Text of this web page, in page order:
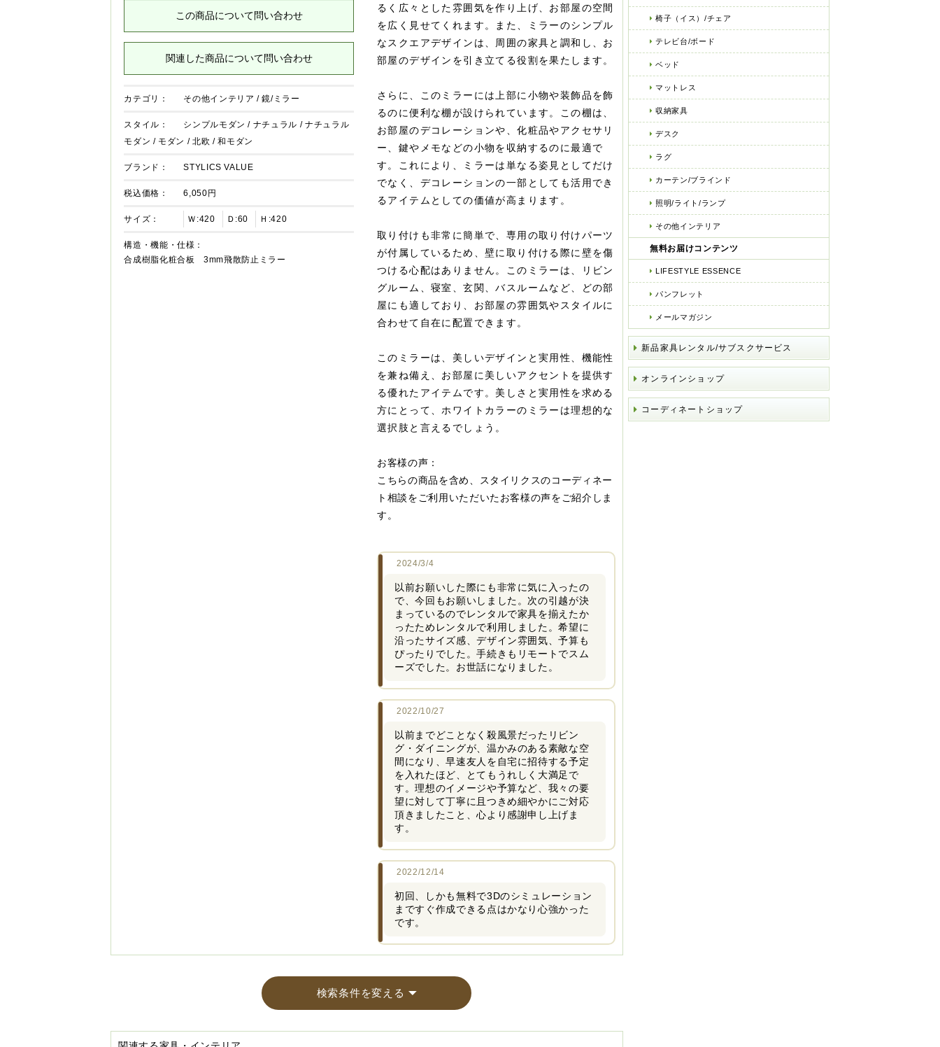
この商品について問い合わせ
関連した商品について問い合わせ
カテゴリ： その他インテリア /鏡/ミラー
スタイル： シンプルモダン / ナチュラル / ナチュラル
モダン / モダン /北欧 /和モダン
ブランド： STYLICS VALUE
税込価格： 6,050円
サイズ： Ｗ:420 Ｄ:60 Ｈ:420
構造・機能・仕様：
合成樹脂化粧合板 3mm飛散防止ミラー
るく広々とした雰囲気を作り上げ、お部屋の空間
を広く見せてくれます。また、ミラーのシンプル
なスクエアデザインは、周囲の家具と調和し、お
部屋のデザインを引き立てる役割を果たします。
さらに、このミラーには上部に小物や装飾品を飾
るのに便利な棚が設けられています。この棚は、
お部屋のデコレーションや、化粧品やアクセサリ
ー、鍵やメモなどの小物を収納するのに最適で
す。これにより、ミラーは単なる姿見としてだけ
でなく、デコレーションの一部としても活用でき
るアイテムとしての価値が高まります。
取り付けも非常に簡単で、専用の取り付けパーツ
が付属しているため、壁に取り付ける際に壁を傷
つける心配はありません。このミラーは、リビン
グルーム、寝室、玄関、バスルームなど、どの部
屋にも適しており、お部屋の雰囲気やスタイルに
合わせて自在に配置できます。
このミラーは、美しいデザインと実用性、機能性
を兼ね備え、お部屋に美しいアクセントを提供す
る優れたアイテムです。美しさと実用性を求める
方にとって、ホワイトカラーのミラーは理想的な
選択肢と言えるでしょう。​
お客様の声：
こちらの商品を含め、スタイリクスのコーディネー
ト相談をご利用いただいたお客様の声をご紹介しま
す。
2024/3/4
以前お願いした際にも非常に気に入ったの
で、今回もお願いしました。次の引越が決
まっているのでレンタルで家具を揃えたか
ったためレンタルで利用しました。希望に
沿ったサイズ感、デザイン雰囲気、予算も
ぴったりでした。手続きもリモートでスム
ーズでした。お世話になりました。
2022/10/27
以前までどことなく殺風景だったリビン
グ・ダイニングが、温かみのある素敵な空
間になり、早速友人を自宅に招待する予定
を入れたほど、とてもうれしく大満足で
す。理想のイメージや予算など、我々の要
望に対して丁寧に且つきめ細やかにご対応
頂きましたこと、心より感謝申し上げま
す。
2022/12/14
初回、しかも無料で3Dのシミュレーション
まですぐ作成できる点はかなり心強かった
です。
検索条件を変える
椅子（イス）/チェア
テレビ台/ボード
ベッド
マットレス
収納家具
デスク
ラグ
カーテン/ブラインド
照明/ライト/ランプ
その他インテリア
無料お届けコンテンツ
LIFESTYLE ESSENCE
パンフレット
メールマガジン
新品家具レンタル/サブスクサービス
オンラインショップ
コーディネートショップ